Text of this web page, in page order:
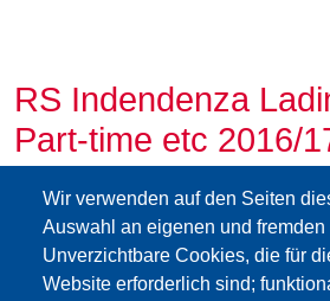
Wir verwenden auf den Seiten
Auswahl an eigenen und fremden
Unverzichtbare Cookies, die für
Website erforderlich sind;
RS Indendenza
Part-time etc 2016/
rsteilzeit_circolare_part-
time_int._ladina_2016_2017.pdf